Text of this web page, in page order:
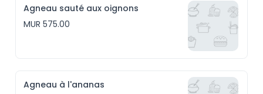
Agneau sauté aux oignons
MUR 575.00
Agneau à l'ananas